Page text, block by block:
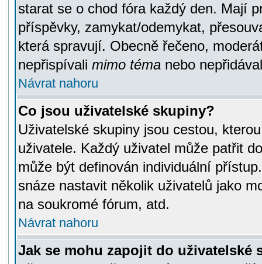
starat se o chod fóra každý den. Mají
příspěvky, zamykat/odemykat,
která spravují. Obecně řečeno,
nepřispívali mimo téma nebo
Návrat nahoru
Co jsou uživatelské skupiny?
Uživatelské skupiny jsou cestou,
uživatele. Každý uživatel může patřit
může být definován individuální
snáze nastavit několik uživatelů jako
na soukromé fórum, atd.
Návrat nahoru
Jak se mohu zapojit do uživatelské